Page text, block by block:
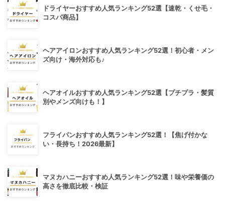
ドライヤーおすすめ人気ランキング52選【速乾・くせ毛・
コスパ商品】
ヘアアイロンおすすめ人気ランキング52選！初心者・メン
ズ向け・海外対応も♪
ヘアオイルおすすめ人気ランキング52選【プチプラ・髪質
別やメンズ向けも！】
フライパンおすすめ人気ランキング52選！【焦げ付かな
い・長持ち！2026最新】
マヌカハニーおすすめ人気ランキング52選！味や栄養価の
高さを徹底比較・検証